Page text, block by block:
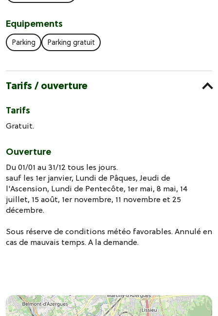
Equipements
Parking Parking gratuit
Tarifs / ouverture
Tarifs
Gratuit.
Ouverture
Du 01/01 au 31/12 tous les jours.
sauf les 1er janvier, Lundi de Pâques, Jeudi de
l'Ascension, Lundi de Pentecôte, 1er mai, 8 mai, 14
juillet, 15 août, 1er novembre, 11 novembre et 25
décembre.
Sous réserve de conditions météo favorables. Annulé en
cas de mauvais temps. A la demande.